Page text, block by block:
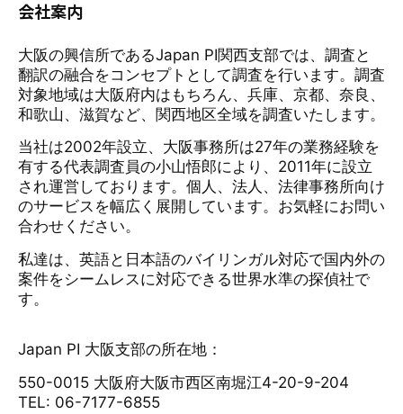
会社案内
大阪の興信所であるJapan PI関西支部では、調査と
翻訳の融合をコンセプトとして調査を行います。調査
対象地域は大阪府内はもちろん、兵庫、京都、奈良、
和歌山、滋賀など、関西地区全域を調査いたします。
当社は2002年設立、大阪事務所は27年の業務経験を
有する代表調査員の小山悟郎により、2011年に設立
され運営しております。個人、法人、法律事務所向け
のサービスを幅広く展開しています。お気軽にお問い
合わせください。
私達は、英語と日本語のバイリンガル対応で国内外の
案件をシームレスに対応できる世界水準の探偵社で
す。
Japan PI 大阪支部の所在地：
550-0015 大阪府大阪市西区南堀江4-20-9-204
TEL: 06-7177-6855